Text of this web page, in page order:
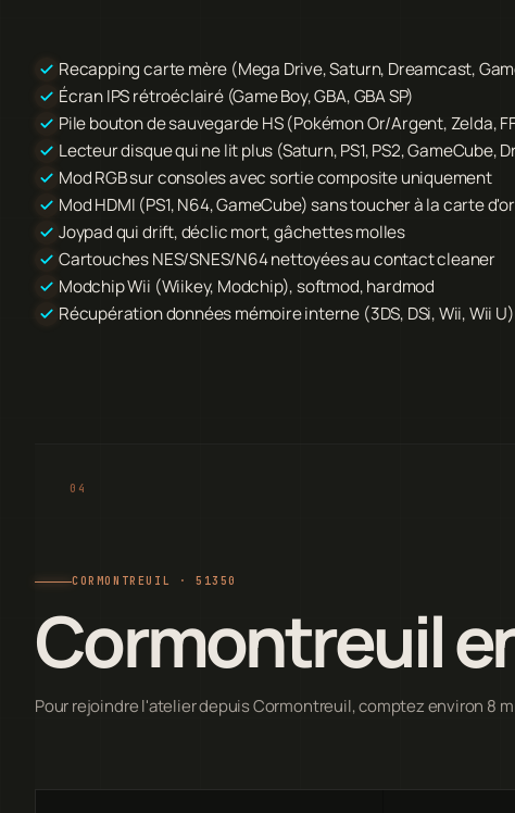
Recapping carte mère (Mega Drive, Saturn, Dreamcast,
Écran IPS rétroéclairé (Game Boy, GBA, GBA SP)
Pile bouton de sauvegarde HS (Pokémon Or/Argent, Zelda,
Lecteur disque qui ne lit plus (Saturn, PS1, PS2, GameCube,
Mod RGB sur consoles avec sortie composite uniquement
Mod HDMI (PS1, N64, GameCube) sans toucher à la carte
Joypad qui drift, déclic mort, gâchettes molles
Cartouches NES/SNES/N64 nettoyées au contact cleaner
Modchip Wii (Wiikey, Modchip), softmod, hardmod
Récupération données mémoire interne (3DS, DSi, Wii, Wii U)
CORMONTREUIL · 51350
Cormontreuil
Pour rejoindre l'atelier depuis Cormontreuil, comptez environ 8